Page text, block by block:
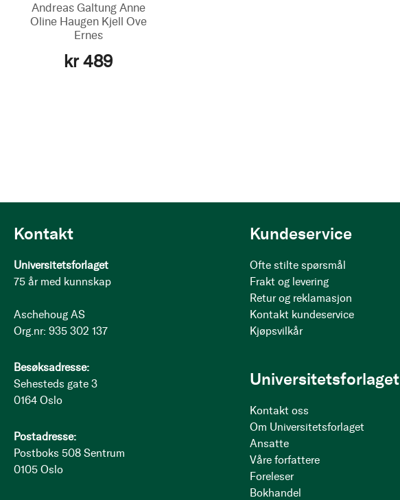
Andreas Galtung Anne
Oline Haugen Kjell Ove
Ernes
kr 489
Kontakt
Universitetsforlaget
75 år med kunnskap
Aschehoug AS
Org.nr: 935 302 137
Besøksadresse:
Sehesteds gate 3
0164 Oslo
Postadresse:
Postboks 508 Sentrum
0105 Oslo
Kundeservice
Ofte stilte spørsmål
Frakt og levering
Retur og reklamasjon
Kontakt kundeservice
Kjøpsvilkår
Universitetsforlaget
Kontakt oss
Om Universitetsforlaget
Ansatte
Våre forfattere
Foreleser
Bokhandel